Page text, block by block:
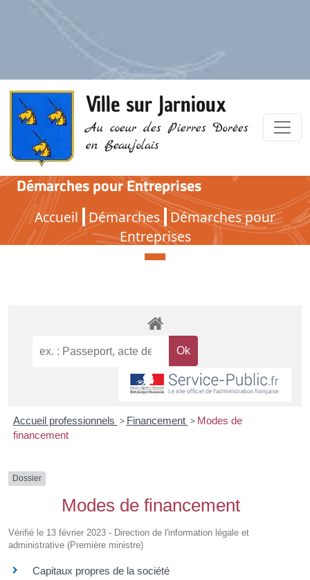
Ville sur Jarnioux
Au coeur des Pierres Dorées
en Beaujolais
Démarches pour Entreprises
Accueil Démarches Démarches pour
Entreprises
Démarches pour Entreprises
Accueil professionnels > Financement > Modes de
financement
Dossier
Modes de financement
Vérifié le 13 février 2023 - Direction de l'information légale et
administrative (Première ministre)
Capitaux propres de la société